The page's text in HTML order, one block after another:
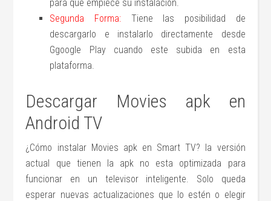
para que empiece su instalación.
Segunda Forma: Tiene las posibilidad de
descargarlo e instalarlo directamente desde
Ggoogle Play cuando este subida en esta
plataforma.
Descargar Movies apk en
Android TV
¿Cómo instalar Movies apk en Smart TV? la versión
actual que tienen la apk no esta optimizada para
funcionar en un televisor inteligente. Solo queda
esperar nuevas actualizaciones que lo estén o elegir